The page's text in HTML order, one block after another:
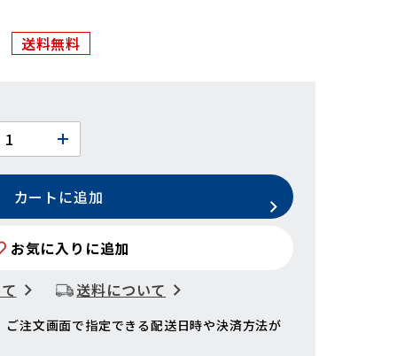
送料無料
カートに追加
お気に入りに追加
送料について
注文画面で指定できる配送日時や決済方法が